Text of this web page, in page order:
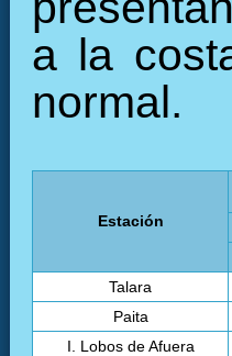
a la
normal.
Estación
Talara
Paita
I. Lobos de Afuera